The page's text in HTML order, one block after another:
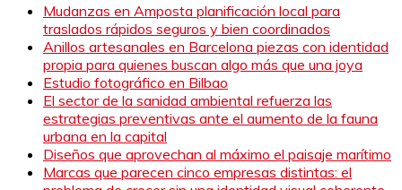
Mudanzas en Amposta planificación local para
traslados rápidos seguros y bien coordinados
Anillos artesanales en Barcelona piezas con identidad
propia para quienes buscan algo más que una joya
Estudio fotográfico en Bilbao
El sector de la sanidad ambiental refuerza las
estrategias preventivas ante el aumento de la fauna
urbana en la capital
Diseños que aprovechan al máximo el paisaje marítimo
Marcas que parecen cinco empresas distintas: el